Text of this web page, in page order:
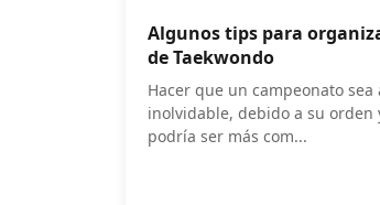
Algunos tips para
de Taekwondo
Hacer que un campeonato sea
inolvidable, debido a su orden
podría ser más com...